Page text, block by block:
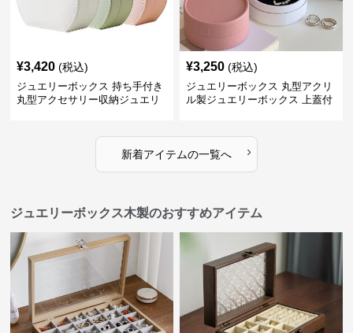
¥3,420 (税込)
ジュエリーボックス 持ち手付き
丸型アクセサリー収納ジュエリ
¥3,250 (税込)
ジュエリーボックス 丸型アクリ
ル製ジュエリーボックス 上蓋付
新着アイテムの一覧へ ›
ジュエリーボックス木製のおすすめアイテム